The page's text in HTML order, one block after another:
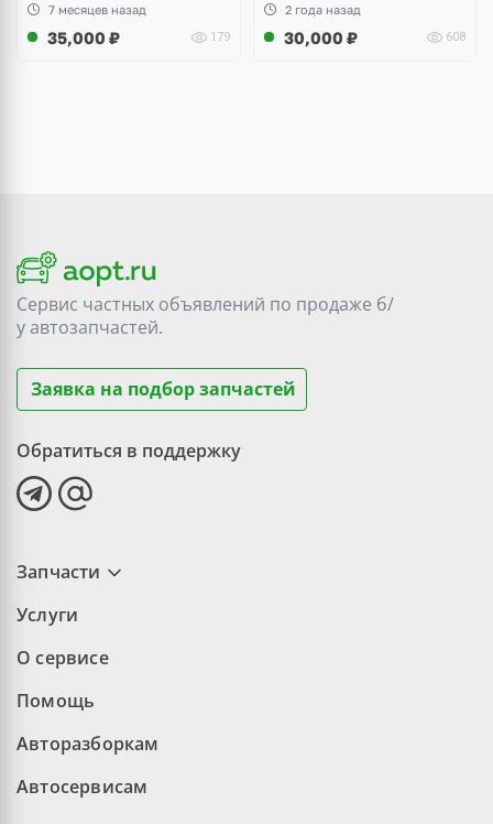
7 месяцев назад
35,000 ₽ 179
2 года назад
30,000 ₽ 608
Сервис частных объявлений по продаже б/
уавтозапчастей.
Заявка на подбор запчастей
Обратиться в поддержку
Запчасти
Услуги
О сервисе
Помощь
Авторазборкам
Автосервисам